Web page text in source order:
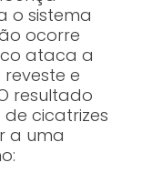
o sistema
ocorre
ataca a
e
resultado
cicatrizes
a uma